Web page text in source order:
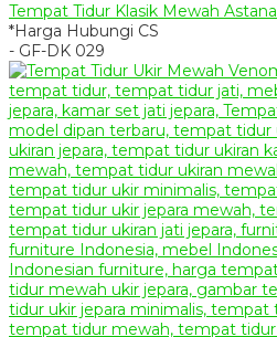
Tempat Tidur Klasik Mewah Astana
*Harga Hubungi CS
- GF-DK 029